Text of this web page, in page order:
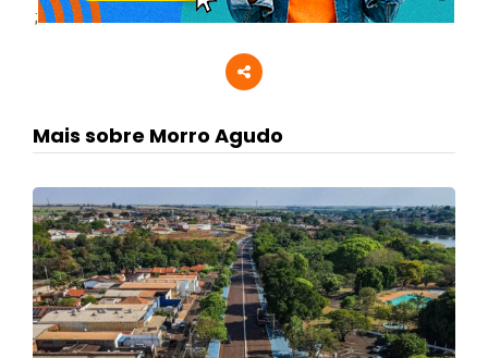
;
Mais sobre Morro Agudo